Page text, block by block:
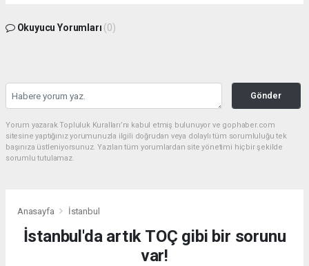
Okuyucu Yorumları (0)
Gönder
Yorum yazarak Topluluk Kuralları’nı kabul etmiş bulunuyor ve gophaber.com
sitesine yaptığınız yorumunuzla ilgili doğrudan veya dolaylı tüm sorumluluğu tek
başınıza üstleniyorsunuz. Yazılan tüm yorumlardan site yönetimi hiçbir şekilde
sorumlu tutulamaz.
Anasayfa İstanbul
İstanbul'da artık TOÇ gibi bir sorunu
var!